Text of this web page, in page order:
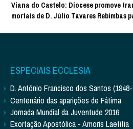
Viana do Castelo: Diocese promove
mortais de D. Júlio Tavares Rebimbas
ESPECIAIS ECCLESIA
D. António Francisco dos Santos
Centenário das aparições de Fátima
Jornada Mundial da Juventude 2016
Exortação Apostólica - Amoris Laetitia